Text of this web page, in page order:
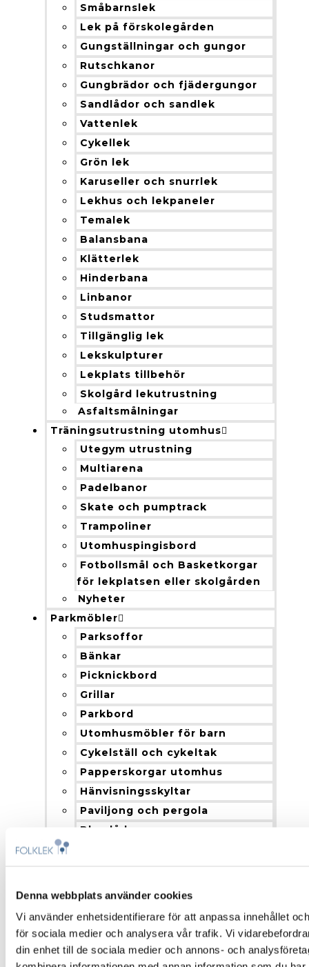
Denna webbplats använder cookies
Vi använder enhetsidentifierare för att anpassa innehållet
för sociala medier och analysera vår trafik. Vi
din enhet till de sociala medier och annons- och
Småbarnslek
Lek på förskolegården
Gungställningar och gungor
Rutschkanor
Gungbrädor och fjädergungor
Sandlådor och sandlek
Vattenlek
Cykellek
Grön lek
Karuseller och snurrlek
Lekhus och lekpaneler
Temalek
Balansbana
Klätterlek
Hinderbana
Linbanor
Studsmattor
Tillgänglig lek
Lekskulpturer
Lekplats tillbehör
Skolgård lekutrustning
Asfaltsmålningar
Träningsutrustning utomhus
Utegym utrustning
Multiarena
Padelbanor
Skate och pumptrack
Trampoliner
Utomhuspingisbord
Fotbollsmål och Basketkorgar
för lekplatsen eller skolgården
Nyheter
Parkmöbler
Parksoffor
Bänkar
Picknickbord
Grillar
Parkbord
Utomhusmöbler för barn
Cykelställ och cykeltak
Papperskorgar utomhus
Hänvisningsskyltar
Paviljong och pergola
Blomlådor
Montering och installation
Färgalternativ och material
Om Folklek
Om Folklek